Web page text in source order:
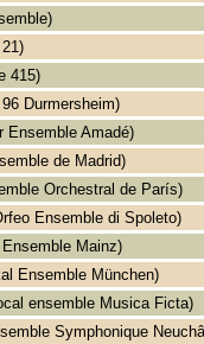
415)
Durmersheim)
Ensemble Amadé)
de Madrid)
Orchestral de París)
Ensemble di Spoleto)
Mainz)
Ensemble München)
ensemble Musica Ficta)
Symphonique